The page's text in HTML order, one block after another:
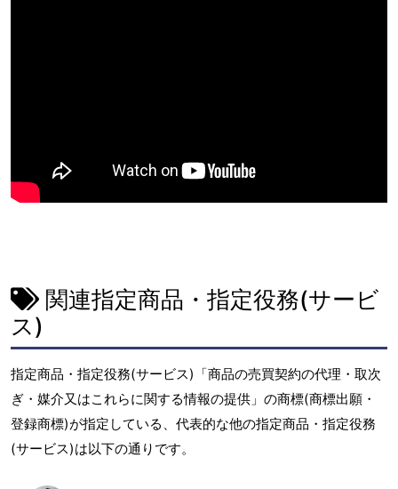
関連指定商品・指定役務(サービ
ス)
指定商品・指定役務(サービス)「商品の売買契約の代理・取次
ぎ・媒介又はこれらに関する情報の提供」の商標(商標出願・
登録商標)が指定している、代表的な他の指定商品・指定役務
(サービス)は以下の通りです。